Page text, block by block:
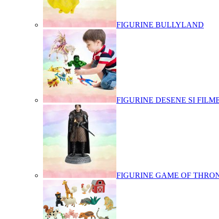
FIGURINE BULLYLAND
FIGURINE DESENE SI
FIGURINE GAME OF